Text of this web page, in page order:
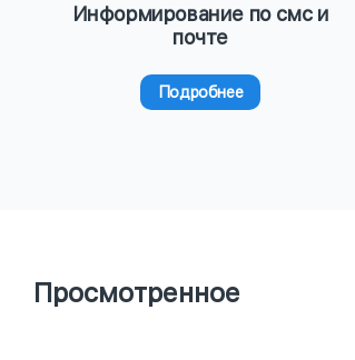
Информирование по смс и
почте
Подробнее
Просмотренное